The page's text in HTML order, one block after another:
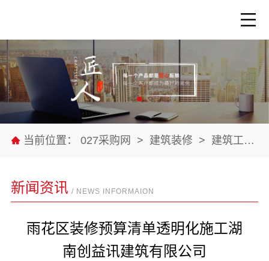
当前位置： 027采购网 > 建筑装修 > 建筑工程
新闻资讯 / NEWS INFORMAION
雨花区装修预算清单透明化施工湖
南创益讯建筑有限公司